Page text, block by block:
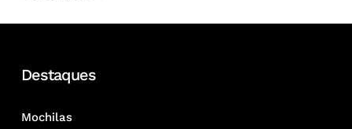
Destaques
Mochilas